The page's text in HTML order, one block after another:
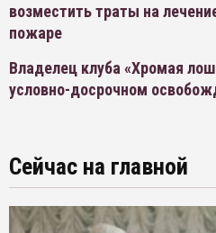
возместить траты на
пожаре
Владелец клуба «Хромая
условно-досрочном
Сейчас на главной